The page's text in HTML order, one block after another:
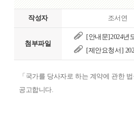
작성자 조서연
첨부파일
[안내문]2024년
[제안요청서]
「국가를 당사자로 하는 계약에 관한
공고합니다.